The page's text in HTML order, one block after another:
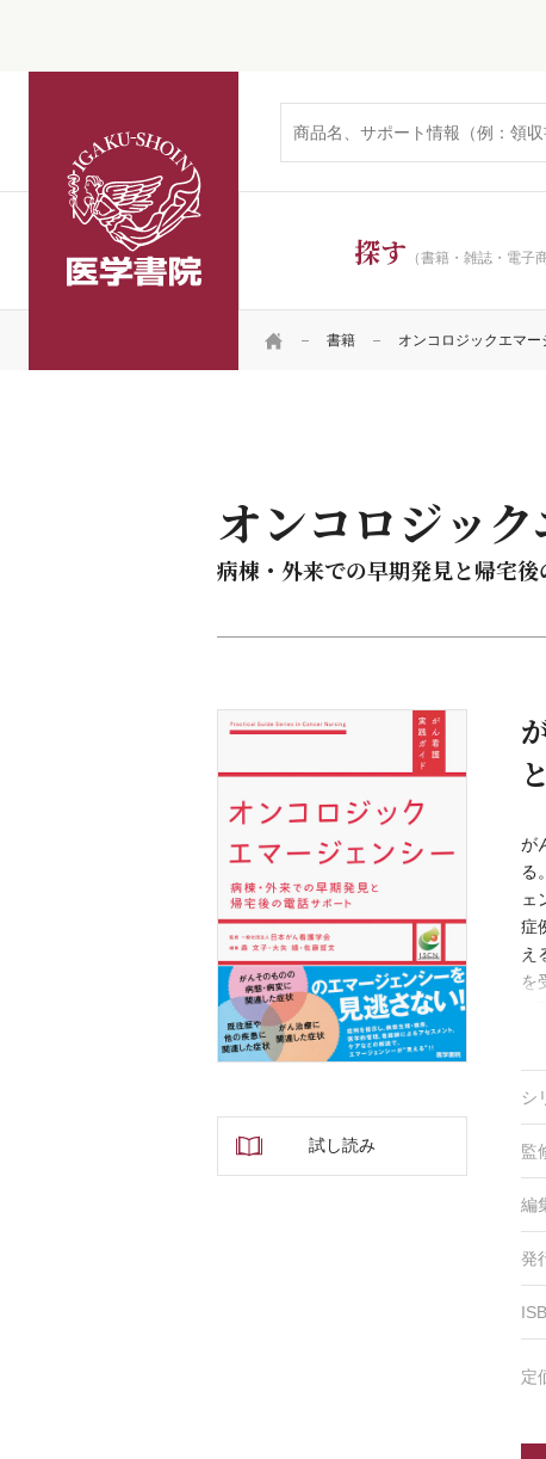
探す （書籍・雑誌・電子
HOME 書籍 オンコロジックエマー
オンコロジッ
病棟・外来での早期発見と帰宅後
試し読み
が
る
ェ
症
え
を
シ
監
編
発
定